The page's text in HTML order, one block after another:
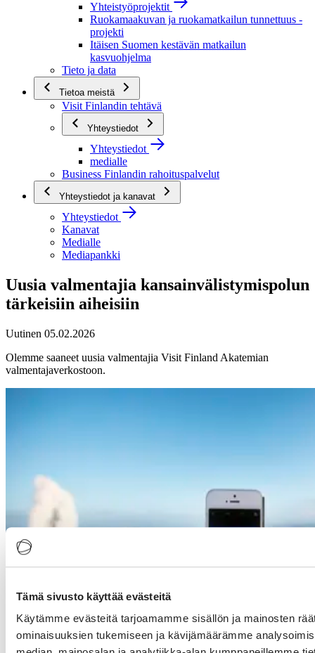
Tämä sivusto käyttää evästeitä
Käytämme evästeitä tarjoamamme sisällön ja mainosten
ominaisuuksien tukemiseen ja kävijämäärämme
Yhteistyöprojektit
Ruokamaakuvan ja ruokamatkailun tunnettuus -
projekti
Itäisen Suomen kestävän matkailun
kasvuohjelma
Tieto ja data
Tietoa meistä
Visit Finlandin tehtävä
Yhteystiedot
Yhteystiedot
medialle
Business Finlandin rahoituspalvelut
Yhteystiedot ja kanavat
Yhteystiedot
Kanavat
Medialle
Mediapankki
Uusia valmentajia kansainvälistymispolun
tärkeisiin aiheisiin
Uutinen 05.02.2026
Olemme saaneet uusia valmentajia Visit Finland Akatemian
valmentajaverkostoon.